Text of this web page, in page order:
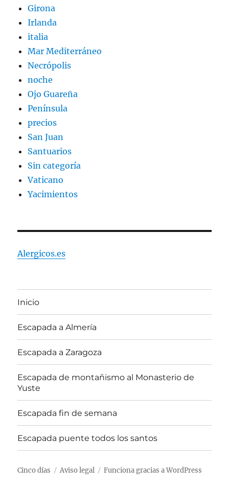
Girona
Irlanda
italia
Mar Mediterráneo
Necrópolis
noche
Ojo Guareña
Península
precios
San Juan
Santuarios
Sin categoría
Vaticano
Yacimientos
Alergicos.es
Inicio
Escapada a Almería
Escapada a Zaragoza
Escapada de montañismo al Monasterio de
Yuste
Escapada fin de semana
Escapada puente todos los santos
Cinco días Aviso legal Funciona gracias a WordPress